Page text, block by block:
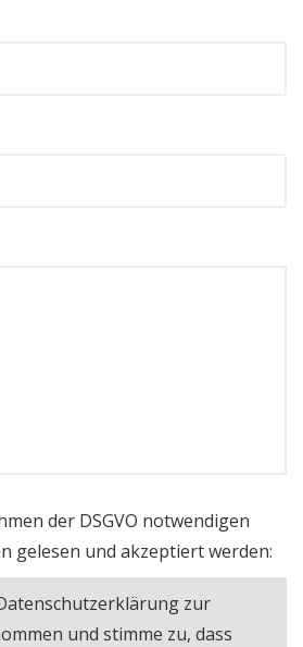
der DSGVO notwendigen
gelesen und akzeptiert werden:
zur
und stimme zu, dass